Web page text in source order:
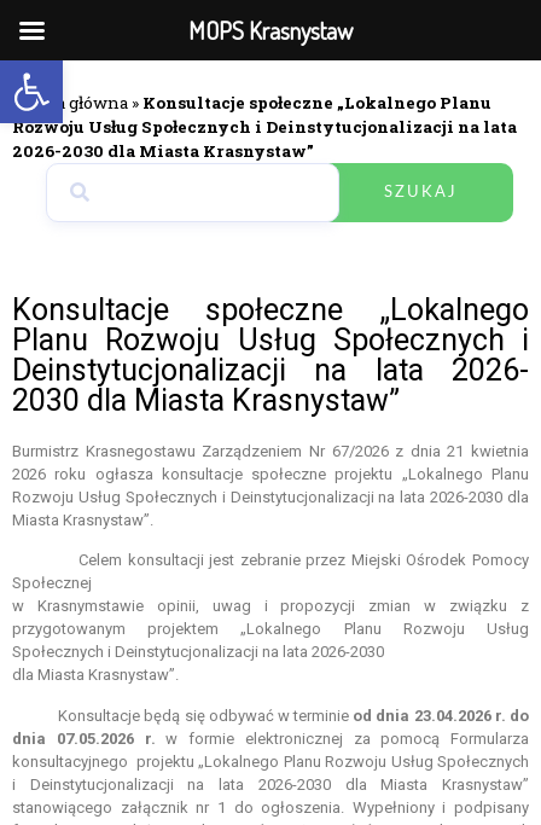
Open toolbar
Strona główna » Konsultacje społeczne „Lokalnego Planu
Rozwoju Usług Społecznych i Deinstytucjonalizacji na lata
2026-2030 dla Miasta Krasnystaw”
SZUKAJ
Konsultacje społeczne „Lokalnego
Planu Rozwoju Usług Społecznych i
Deinstytucjonalizacji na lata 2026-
2030 dla Miasta Krasnystaw”
Burmistrz Krasnegostawu Zarządzeniem Nr 67/2026 z dnia 21 kwietnia
2026 roku ogłasza konsultacje społeczne projektu „Lokalnego Planu
Rozwoju Usług Społecznych i Deinstytucjonalizacji na lata 2026-2030 dla
Miasta Krasnystaw”.
Celem konsultacji jest zebranie przez Miejski Ośrodek Pomocy
Społecznej
w Krasnymstawie opinii, uwag i propozycji zmian w związku z
przygotowanym projektem „Lokalnego Planu Rozwoju Usług
Społecznych i Deinstytucjonalizacji na lata 2026-2030
dla Miasta Krasnystaw”.
Konsultacje będą się odbywać w terminie od dnia 23.04.2026 r. do
dnia 07.05.2026 r. w formie elektronicznej za pomocą Formularza
konsultacyjnego projektu „Lokalnego Planu Rozwoju Usług Społecznych
i Deinstytucjonalizacji na lata 2026-2030 dla Miasta Krasnystaw”
stanowiącego załącznik nr 1 do ogłoszenia. Wypełniony i podpisany
MOPS Krasnystaw